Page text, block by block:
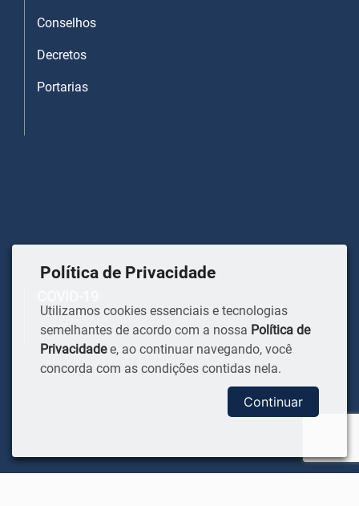
Conselhos
Decretos
Portarias
Política de Privacidade
Utilizamos cookies essenciais e tecnologias
semelhantes de acordo com a nossa Política de
Privacidadee, ao continuar navegando, você
concorda com as condições contidas nela.
Continuar